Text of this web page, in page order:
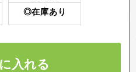
◎在庫あり
入れる